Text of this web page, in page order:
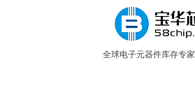
全球电子元器件库存专家